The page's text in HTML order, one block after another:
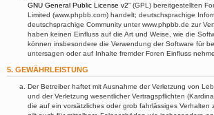
GNU General Public License v2“ (GPL) bereitgestellten
Limited (www.phpbb.com) handelt; deutschsprachige
deutschsprachige Community unter www.phpbb.de zur
haben keinen Einfluss auf die Art und Weise, wie die
können insbesondere die Verwendung der Software für
untersagen oder auf Inhalte fremder Foren Einfluss
5. GEWÄHRLEISTUNG
Der Betreiber haftet mit Ausnahme der Verletzung von
und der Verletzung wesentlicher Vertragspflichten
die auf ein vorsätzliches oder grob fahrlässiges Verhalten